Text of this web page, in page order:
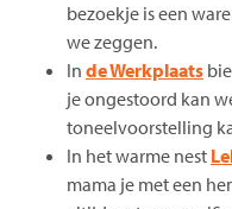
bezoekje is een
we zeggen.
In de Werkplaats
je ongestoord kan
toneelvoorstelling
In het warme nest
mama je met een